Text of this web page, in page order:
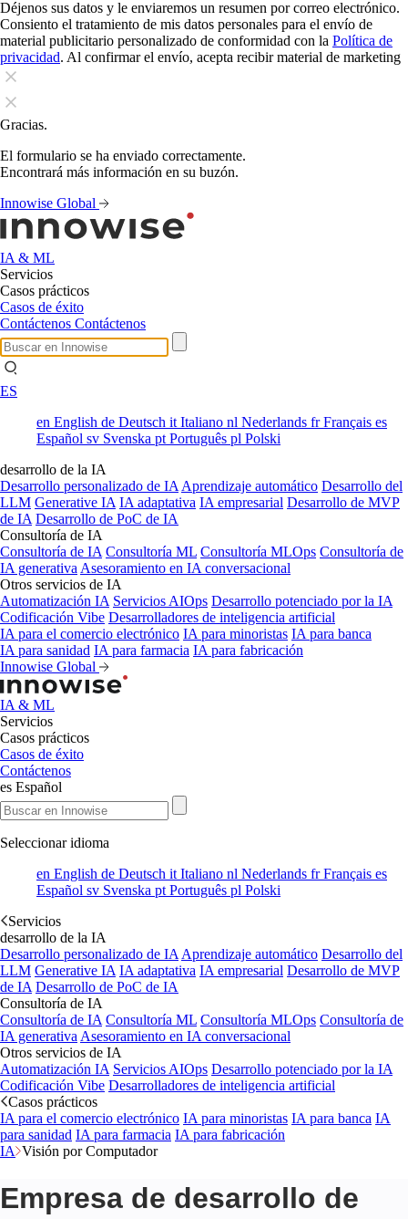
Déjenos sus datos y le enviaremos un resumen por correo electrónico.
Consiento el tratamiento de mis datos personales para el envío de
material publicitario personalizado de conformidad con la Política de
privacidad. Al confirmar el envío, acepta recibir material de marketing
Gracias.
El formulario se ha enviado correctamente.
Encontrará más información en su buzón.
Innowise Global
IA & ML
Servicios
Casos prácticos
Casos de éxito
Contáctenos Contáctenos
ES
en English de Deutsch it Italiano nl Nederlands frFrançais es
Español sv Svenska pt Português pl Polski
desarrollo de la IA
Desarrollo personalizado de IA Aprendizaje automático Desarrollo del
LLM Generative IA IA adaptativa IA empresarial Desarrollo de MVP
de IA Desarrollo de PoC de IA
Consultoría de IA
Consultoría de IA Consultoría ML Consultoría MLOps Consultoría de
IA generativa Asesoramiento en IA conversacional
Otros servicios de IA
Automatización IA Servicios AIOps Desarrollo potenciado por la IA
Codificación Vibe Desarrolladores de inteligencia artificial
IA para el comercio electrónico IA para minoristas IA para banca
IA para sanidad IA para farmacia IA para fabricación
Innowise Global
IA & ML
Servicios
Casos prácticos
Casos de éxito
Contáctenos
es Español
Seleccionar idioma
en English de Deutsch it Italiano nl Nederlands frFrançais es
Español sv Svenska pt Português pl Polski
Servicios
desarrollo de la IA
Desarrollo personalizado de IA Aprendizaje automático Desarrollo del
LLM Generative IA IA adaptativa IA empresarial Desarrollo de MVP
de IA Desarrollo de PoC de IA
Consultoría de IA
Consultoría de IA Consultoría ML Consultoría MLOps Consultoría de
IA generativa Asesoramiento en IA conversacional
Otros servicios de IA
Automatización IA Servicios AIOps Desarrollo potenciado por la IA
Codificación Vibe Desarrolladores de inteligencia artificial
Casos prácticos
IA para el comercio electrónico IA para minoristas IA para banca IA
para sanidad IA para farmacia IA para fabricación
IA Visión por Computador
Empresa de desarrollo de